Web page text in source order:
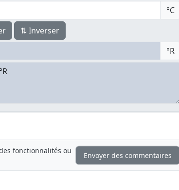
°C
⇅ Inverser
°R
fonctionnalités ou
Envoyer des commentaires